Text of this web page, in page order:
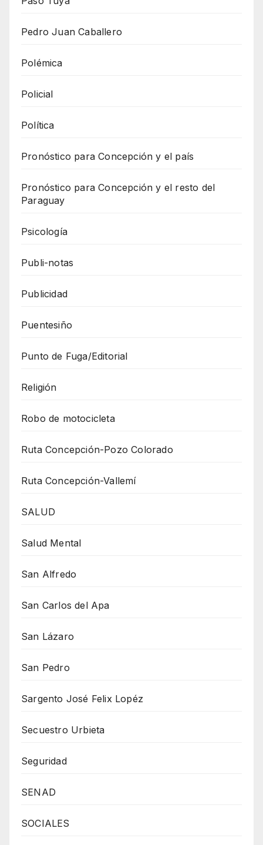
Pedro Juan Caballero
Polémica
Policial
Política
Pronóstico para Concepción y el país
Pronóstico para Concepción y el resto del
Paraguay
Psicología
Publi-notas
Publicidad
Puentesiño
Punto de Fuga/Editorial
Religión
Robo de motocicleta
Ruta Concepción-Pozo Colorado
Ruta Concepción-Vallemí
SALUD
Salud Mental
San Alfredo
San Carlos del Apa
San Lázaro
San Pedro
Sargento José Felix Lopéz
Secuestro Urbieta
Seguridad
SENAD
SOCIALES